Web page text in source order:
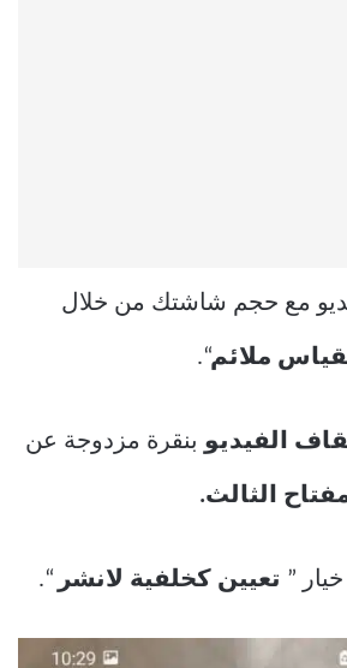
مع حجم شاشتك من خلال
ملائم“.
الفيديو بنقرة مزدوجة عن
الثالث.
تعيين كخلفية لانشر “.